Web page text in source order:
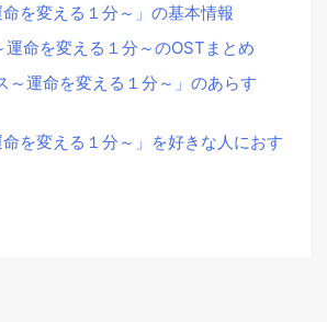
命を変える１分～」の基本情報
運命を変える１分～のOSTまとめ
～運命を変える１分～」のあらす
命を変える１分～」を好きな人におす